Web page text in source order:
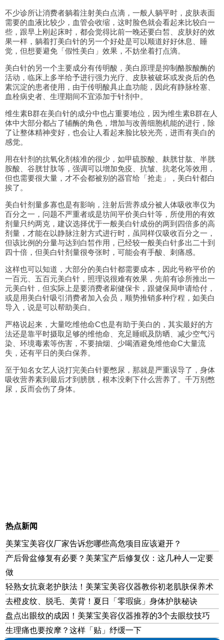
不少诊所让消费者躺着注射美白点滴，一般人躺平时，皮肤表面
需要的血液比较少，血管会收缩，这时脸色就会看起来比较白一
些，跟早上刚起床时，都会觉得比前一晚还要白皙、皮肤好的效
果一样，躺着打美白针的另一个好处是可以顺道好好休息、睡
觉，但想要避免「假性美白」效果，不妨坐着打点滴。
美白针的另一个主要成分有传明酸，美白原理是抑制酪胺酸酶的
活动，临床上多半给予进行强力光疗、皮肤被破坏或发炎后的色
素沉淀的患者使用，由于传明酸具止血功能，因此有静脉栓塞、
血栓病史者、生理期间不宜添加于针剂中。
维生素B群在美白针的成分中也占重要地位，因为维生素B群在人
体中大部分都占了辅酶的角色，增加与改善细胞机能的进行，除
了让整体精神变好，也会让人看起来脸比较光亮，进而有美白的
感觉。
用在针剂的抗氧化剂核准的很少，如甲硫胺酸、麸胱甘肱、半胱
胺酸、谷胱甘肽等，强调可以增加免疫、抗皱、抗老化等效用，
但也需要很大量，才不会都被别的器官给「抢走」，美白针都白
挨了。
美白针剂量多寡也是有影响，注射后营养成分被人体吸收率仅为
百分之一，问题不严重者或是坊间平价美白针等，所使用的有效
剂量只约两克，建议选择优于一般美白针成份的两到四倍多的高
剂量，才能在以静脉注射方式进行时，虽同样仅吸收百分之一，
但该比例的分量与达到白皙作用，已经较一般美白针多出二十到
四十倍，但美白针剂量很夸张时，可能会有手酸、刺痛感。
这样也可以知道，大部分的美白针都需要成本，因此号称平价的
一百元、五百元美白针，照理说很难有效果，先前有诊所推出一
元美白针，但实际上是要消费者刷健保卡，跟健保局申请给付，
或是用美白针吸引消费者加入会员，顺势推销多种疗程，如美白
导入，说是可以帮助美白。
严格说起来，大量吃维他命C也是有助于美白的，其实最好的方
法还是靠平时摄取足够的维他命、充足睡眠及防晒、减少空气污
染、环境毒素等伤害，不要抽烟、少喝酒避免维他命C大量流
失，还有平日的美白保养。
至于知名女艺人说打完美白针要憋尿，那就是严重误导了，身体
吸收营养素到最后才到膀胱，根本没剩下什么营养了。千万别憋
尿，反而会伤了身体。
热点新闻
美莱宝美容仪厂家告诉您哪些高危项目应该避开？
产后骨盆修复有必要？美莱宝产后修复仪：这几种人一定要
做
轻熟女抗衰老护肤法！美莱宝美容仪器教你初老肌肤保养术
去橙皮纹、脱毛、美背！夏日「零瑕疵」身体护肤秘诀
盘点出眼纹的成因！美莱宝美容仪器推荐的3个去眼纹技巧
生理痛也要按摩？这样「贴」纾缓一下